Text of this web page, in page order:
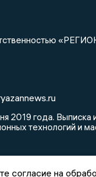
года.
технологий и
согласие на